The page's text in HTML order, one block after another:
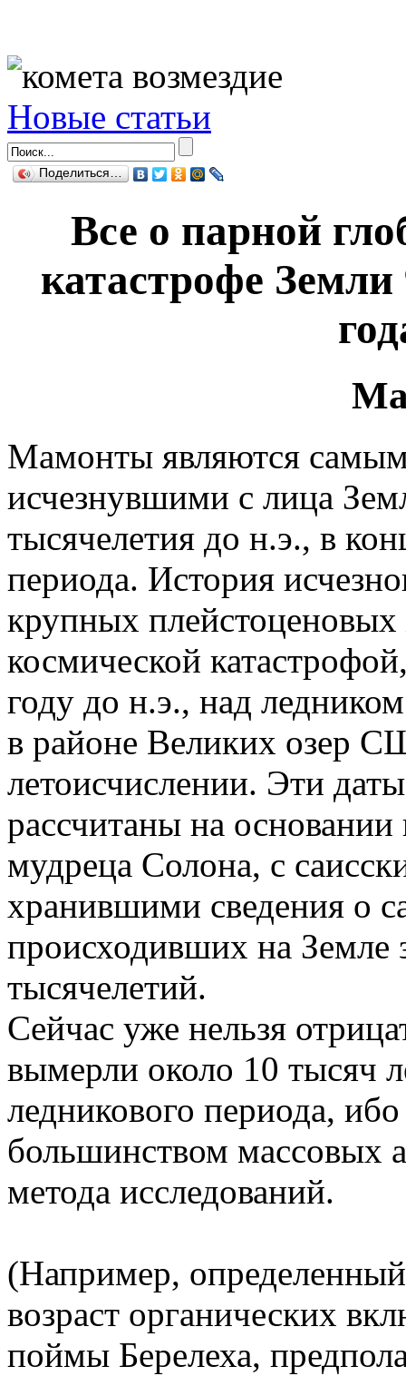
Новые статьи
Поделиться…
Все о парной
катастрофе Земли
Мамонты являются
исчезнувшими с лица
тысячелетия до н.э., в
периода. История
крупных
космической
году до н.э., над
в районе Великих озер
летоисчислении. Эти
рассчитаны на основании
мудреца Солона, с
хранившими сведения о
происходивших на Земле
тысячелетий.
Сейчас уже нельзя
вымерли около 10 тысяч
ледникового периода,
большинством массовых
метода исследований.
(Например,
возраст органических
поймы Берелеха,